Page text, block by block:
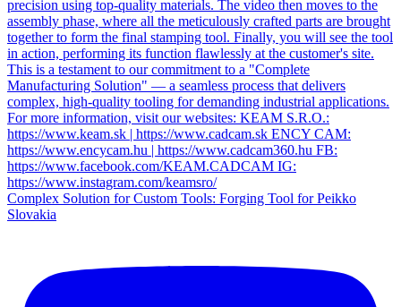
Complex Solution for Custom Tools: Forging Tool for Peikko
Slovakia